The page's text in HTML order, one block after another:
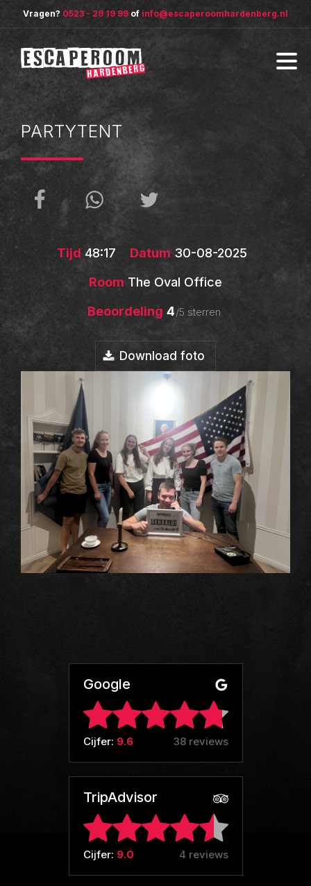
Vragen? 0523 - 29 19 99 of info@escaperoomhardenberg.nl
PARTYTENT
Tijd 48:17 Datum 30-08-2025
Room The Oval Office
Beoordeling 4/5 sterren
Download foto
Google
Cijfer: 9.6 38 reviews
TripAdvisor
Cijfer: 9.0 4 reviews